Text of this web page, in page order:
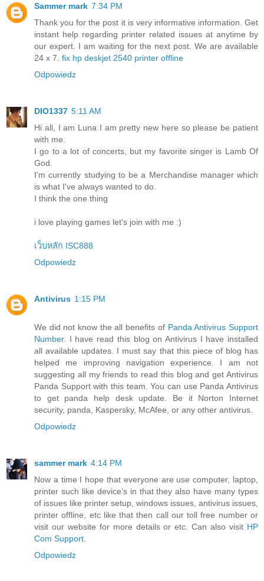
Sammer mark 7:34 PM
Thank you for the post it is very informative information. Get
instant help regarding printer related issues at anytime by
our expert. I am waiting for the next post. We are available
24 x 7. fix hp deskjet 2540 printer offline
Odpowiedz
DIO1337 5:11 AM
Hi all, I am Luna I am pretty new here so please be patient
with me.
I go to a lot of concerts, but my favorite singer is Lamb Of
God.
I'm currently studying to be a Merchandise manager which
is what I've always wanted to do.
I think the one thing
i love playing games let's join with me :)
เว็บหลัก ISC888
Odpowiedz
Antivirus 1:15 PM
We did not know the all benefits of Panda Antivirus Support
Number. I have read this blog on Antivirus I have installed
all available updates. I must say that this piece of blog has
helped me improving navigation experience. I am not
suggesting all my friends to read this blog and get Antivirus
Panda Support with this team. You can use Panda Antivirus
to get panda help desk update. Be it Norton Internet
security, panda, Kaspersky, McAfee, or any other antivirus.
Odpowiedz
sammer mark 4:14 PM
Now a time I hope that everyone are use computer, laptop,
printer such like device’s in that they also have many types
of issues like printer setup, windows issues, antivirus issues,
printer offline, etc like that then call our toll free number or
visit our website for more details or etc. Can also visit HP
Com Support
Odpowiedz